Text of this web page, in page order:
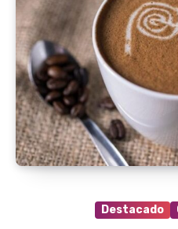
Destacado